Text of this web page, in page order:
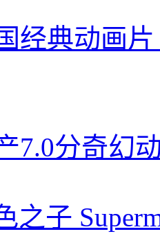
经典动画
7.0分奇幻
之子